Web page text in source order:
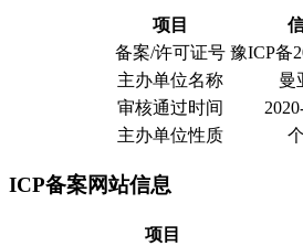
项目
备案/许可证号 豫ICP备
主办单位名称
曼
审核通过时间
主办单位性质
ICP备案网站信息
项目